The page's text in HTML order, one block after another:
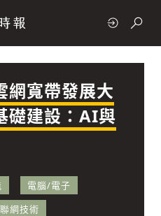
政治寬帶發展大
礎建設：AI與
電腦/電子
網技術